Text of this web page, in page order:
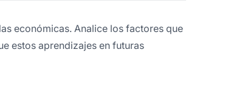
económicas. Analice los factores que
estos aprendizajes en futuras